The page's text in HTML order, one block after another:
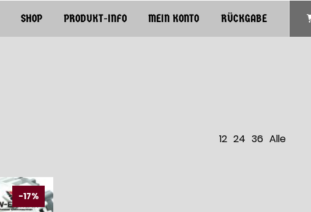
SHOP PRODUKT-INFO MEIN KONTO RÜCKGABE
12 24 36 Alle
-17%